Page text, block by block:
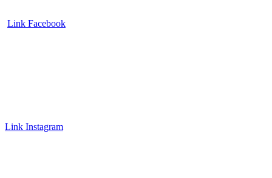
Link Facebook
Link Instagram